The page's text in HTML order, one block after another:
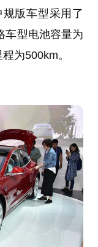
版车型采用了
车型电池容量为
为500km。